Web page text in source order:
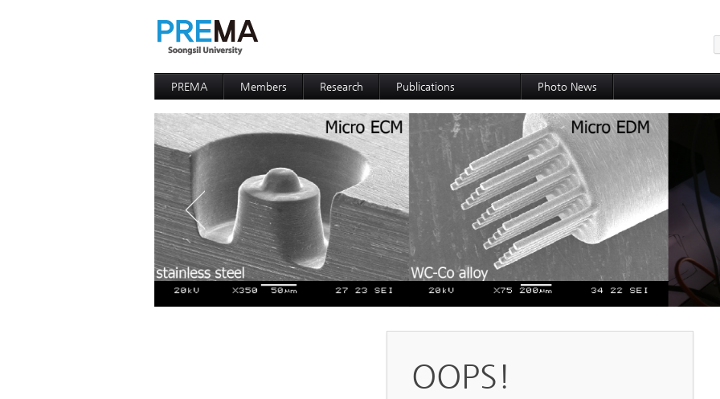
PREMA Members Research Publications
International Conference
Domestic Journal
Domestic Conference
Patents
Photo News
OOPS!